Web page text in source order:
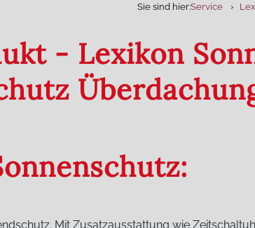
Sie sind hier:Service
- Lexikon
Mit Zusatzausstattung wie